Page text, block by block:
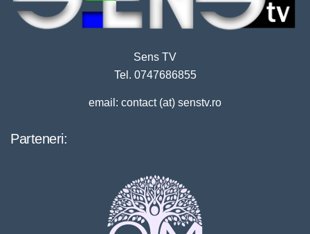
Sens TV
Tel. 0747686855
email: contact (at) senstv.ro
Parteneri: